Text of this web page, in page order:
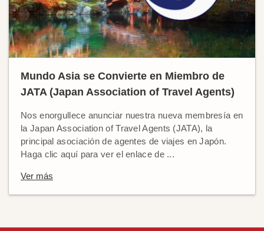
Mundo Asia se Convierte en Miembro de
JATA (Japan Association of Travel Agents)
Nos enorgullece anunciar nuestra nueva membresía en
la Japan Association of Travel Agents (JATA), la
principal asociación de agentes de viajes en Japón.
Haga clic aquí para ver el enlace de ...
Ver más